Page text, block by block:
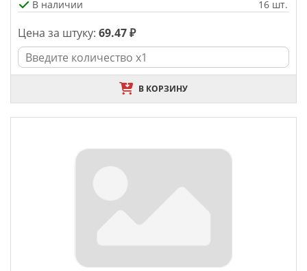
В наличии
16 шт.
Цена за штуку: 69.47 ₽
В КОРЗИНУ